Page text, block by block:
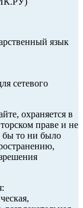
язык
сетевого
охраняется в
праве и не
бы то ни было